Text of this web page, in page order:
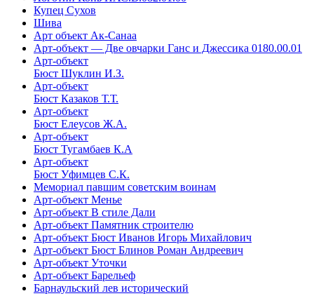
Купец Сухов
Шива
Арт объект Ак-Санаа
Арт-объект — Две овчарки Ганс и Джессика 0180.00.01
Арт-объект
Бюст Шуклин И.З.
Арт-объект
Бюст Казаков Т.Т.
Арт-объект
Бюст Елеусов Ж.А.
Арт-объект
Бюст Тугамбаев К.А
Арт-объект
Бюст Уфимцев С.К.
Мемориал павшим советским воинам
Арт-объект Менье
Арт-объект В стиле Дали
Арт-объект Памятник строителю
Арт-объект Бюст Иванов Игорь Михайлович
Арт-объект Бюст Блинов Роман Андреевич
Арт-объект Уточки
Арт-объект Барельеф
Барнаульский лев исторический